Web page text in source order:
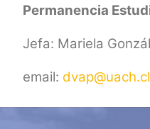
Permanencia
Jefa: Mariela
email: dvap@uach.cl